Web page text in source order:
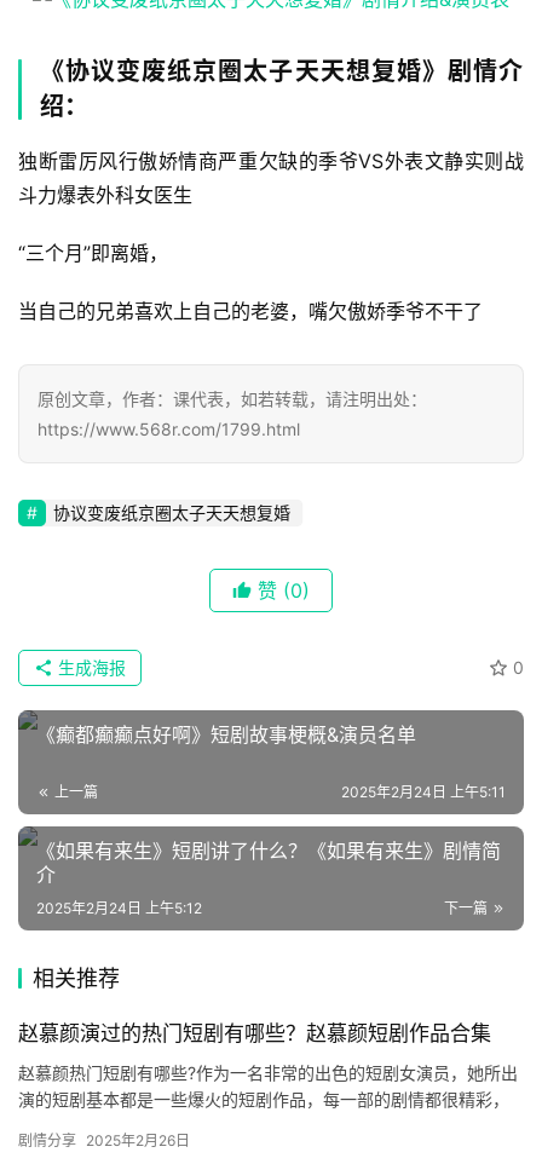
页
集
🔥
热
榜
速
递
🌱
博
主
星
《协议变废纸京圈太子天天想复婚》剧情介
绍：
独断雷厉风行傲娇情商严重欠缺的季爷VS外表文静实则战
斗力爆表外科女医生
“三个月”即离婚，
当自己的兄弟喜欢上自己的老婆，嘴欠傲娇季爷不干了
原创文章，作者：课代表，如若转载，请注明出处：
https://www.568r.com/1799.html
协议变废纸京圈太子天天想复婚
赞 (0)
0
生成海报
《癫都癫癫点好啊》短剧故事梗概&演员名单
上一篇 2025年2月24日 上午5:11
《如果有来生》短剧讲了什么？《如果有来生》剧情简
介
下一篇
2025年2月24日 上午5:12
相关推荐
赵慕颜演过的热门短剧有哪些？赵慕颜短剧作品合集
赵慕颜热门短剧有哪些?作为一名非常的出色的短剧女演员，她所出
演的短剧基本都是一些爆火的短剧作品，每一部的剧情都很精彩，
以…
剧情分享 2025年2月26日